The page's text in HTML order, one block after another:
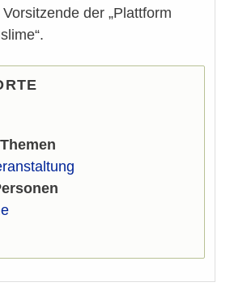
der „Plattform